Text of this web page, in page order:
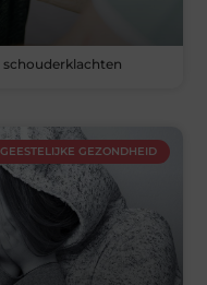
GEESTELIJKE GEZONDHEID